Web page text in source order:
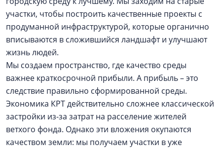
участки, чтобы построить качественные проекты с
продуманной инфраструктурой, которые органично
вписываются в сложившийся ландшафт и улучшают
жизнь людей.
Мы создаем пространство, где качество среды
важнее краткосрочной прибыли. А прибыль – это
следствие правильно сформированной среды.
Экономика КРТ действительно сложнее классической
застройки из-за затрат на расселение жителей
ветхого фонда. Однако эти вложения окупаются
качеством земли: мы получаем участки в уже